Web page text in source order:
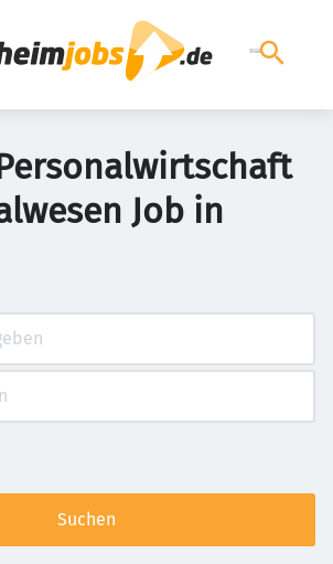
Job in
Suchen